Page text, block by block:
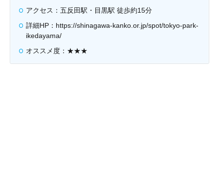
アクセス：五反田駅・目黒駅 徒歩約15分
詳細HP：https://shinagawa-kanko.or.jp/spot/tokyo-park-
ikedayama/
オススメ度：★★★